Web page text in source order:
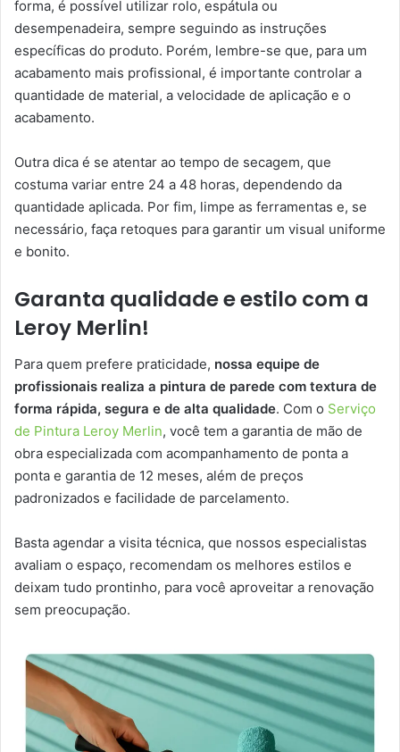
forma, é possível utilizar rolo, espátula ou
desempenadeira, sempre seguindo as instruções
específicas do produto. Porém, lembre-se que, para um
acabamento mais profissional, é importante controlar a
quantidade de material, a velocidade de aplicação e o
acabamento.
Outra dica é se atentar ao tempo de secagem, que
costuma variar entre 24 a 48 horas, dependendo da
quantidade aplicada. Por fim, limpe as ferramentas e, se
necessário, faça retoques para garantir um visual uniforme
e bonito.
Garanta qualidade e estilo com a
Leroy Merlin!
Para quem prefere praticidade, nossa equipe de
profissionais realiza a pintura de parede com textura de
forma rápida, segura e de alta qualidade. Com o Serviço
de Pintura Leroy Merlin, você tem a garantia de mão de
obra especializada com acompanhamento de ponta a
ponta e garantia de 12 meses, além de preços
padronizados e facilidade de parcelamento.
Basta agendar a visita técnica, que nossos especialistas
avaliam o espaço, recomendam os melhores estilos e
deixam tudo prontinho, para você aproveitar a renovação
sem preocupação.